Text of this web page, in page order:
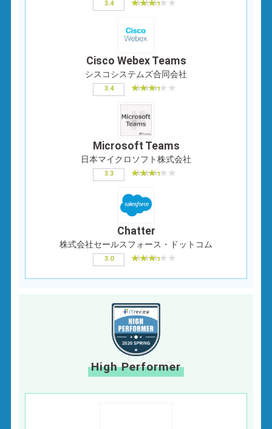
3.4
Cisco Webex Teams
シスコシステムズ合同会社
3.4
Microsoft Teams
日本マイクロソフト株式会社
3.3
Chatter
株式会社セールスフォース・ドットコム
3.0
High Performer